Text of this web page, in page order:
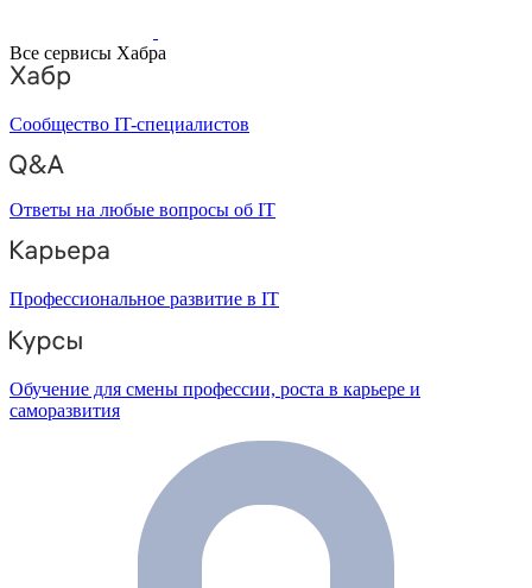
Все сервисы Хабра
Сообщество IT-специалистов
Ответы на любые вопросы об IT
Профессиональное развитие в IT
Обучение для смены профессии, роста в карьере и
саморазвития